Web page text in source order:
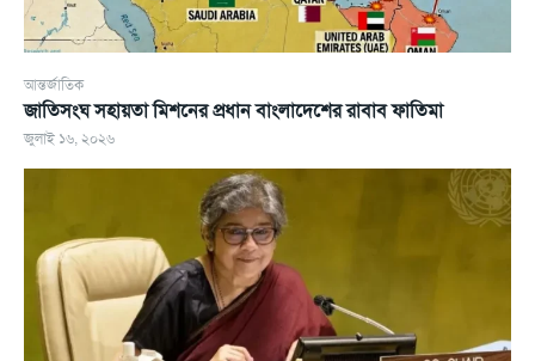
আন্তর্জাতিক
জাতিসংঘ সহায়তা মিশনের প্রধান বাংলাদেশের রাবাব ফাতিমা
জুলাই ১৬, ২০২৬